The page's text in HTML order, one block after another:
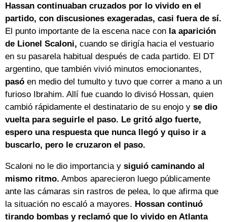
Hassan continuaban cruzados por lo vivido en el
partido, con discusiones exageradas, casi fuera de sí.
El punto importante de la escena nace con la aparición
de Lionel Scaloni, cuando se dirigía hacia el vestuario
en su pasarela habitual después de cada partido. El DT
argentino, que también vivió minutos emocionantes,
pasó en medio del tumulto y tuvo que correr a mano a un
furioso Ibrahim. Allí fue cuando lo divisó Hossan, quien
cambió rápidamente el destinatario de su enojo y se dio
vuelta para seguirle el paso. Le gritó algo fuerte,
espero una respuesta que nunca llegó y quiso ir a
buscarlo, pero le cruzaron el paso.
Scaloni no le dio importancia y siguió caminando al
mismo ritmo. Ambos aparecieron luego públicamente
ante las cámaras sin rastros de pelea, lo que afirma que
la situación no escaló a mayores. Hossan continuó
tirando bombas y reclamó que lo vivido en Atlanta